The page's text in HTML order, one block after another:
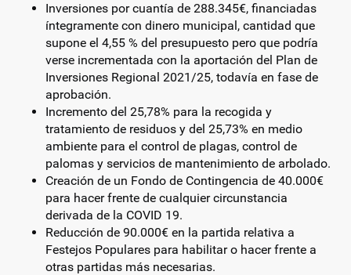
Inversiones por cuantía de 288.345€, financiadas
íntegramente con dinero municipal, cantidad que
supone el 4,55 % del presupuesto pero que podría
verse incrementada con la aportación del Plan de
Inversiones Regional 2021/25, todavía en fase de
aprobación.
Incremento del 25,78% para la recogida y
tratamiento de residuos y del 25,73% en medio
ambiente para el control de plagas, control de
palomas y servicios de mantenimiento de arbolado.
Creación de un Fondo de Contingencia de 40.000€
para hacer frente de cualquier circunstancia
derivada de la COVID 19.
Reducción de 90.000€ en la partida relativa a
Festejos Populares para habilitar o hacer frente a
otras partidas más necesarias.